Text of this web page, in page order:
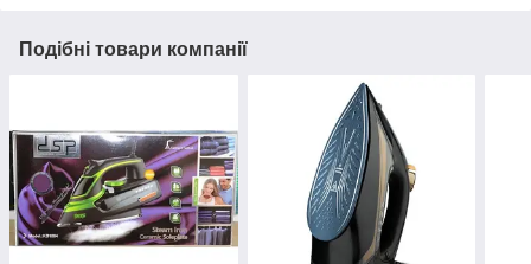
Подібні товари компанії